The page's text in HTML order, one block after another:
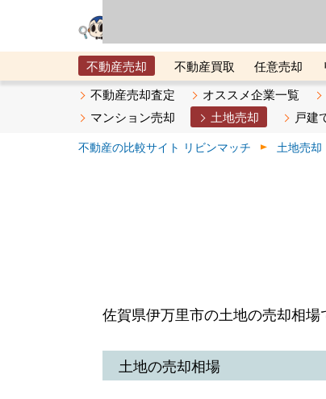
不動産売却 不動産買取 任意売却
メタ住宅展示場
ベスト不動産カンパニー
不動産売却査定 オススメ企業一覧
マンション売却
土地売却 戸建
不動産の比較サイト リビンマッチ 土地売却
佐賀県伊万里市の土地の売却相場
土地の売却相場